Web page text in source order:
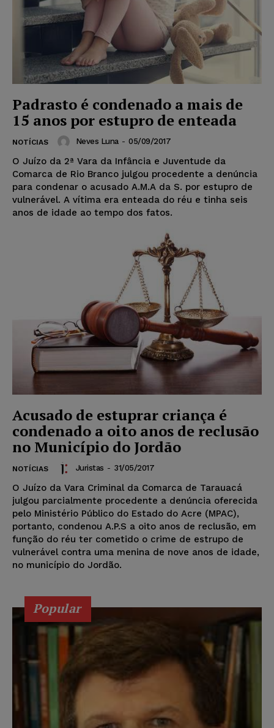
Padrasto é condenado a mais de
15 anos por estupro de enteada
NOTÍCIAS Neves Luna - 05/09/2017
O Juízo da 2ª Vara da Infância e Juventude da
Comarca de Rio Branco julgou procedente a denúncia
para condenar o acusado A.M.A da S. por estupro de
vulnerável. A vítima era enteada do réu e tinha seis
anos de idade ao tempo dos fatos.
Acusado de estuprar criança é
condenado a oito anos de reclusão
no Município do Jordão
NOTÍCIAS Juristas - 31/05/2017
O Juízo da Vara Criminal da Comarca de Tarauacá
julgou parcialmente procedente a denúncia oferecida
pelo Ministério Público do Estado do Acre (MPAC),
portanto, condenou A.P.S a oito anos de reclusão, em
função do réu ter cometido o crime de estrupo de
vulnerável contra uma menina de nove anos de idade,
no município do Jordão.
Popular